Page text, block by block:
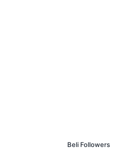
Beli Followers